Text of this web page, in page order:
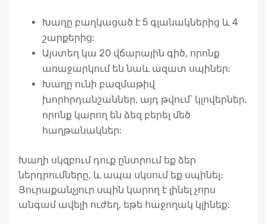
Խաղը բաղկացած է 5 գլանակներից և 4
շարքերից:
Այստեղ կա 20 վճարային գիծ, որոնք
առաջարկում են նաև ազատ սպիներ:
Խաղը ունի բազմաթիվ
խորհրդանշաններ, այդ թվում՝ կլովերներ,
որոնք կարող են ձեզ բերել մեծ
հաղթանակներ:
Խաղի սկզբում դուք ընտրում եք ձեր
ներդրումները, և ապա սկսում եք սպինել։
Յուրաքանչյուր սպին կարող է լինել չորս
անգամ ավելի ուժեղ, եթե հաջողակ կլինեք: